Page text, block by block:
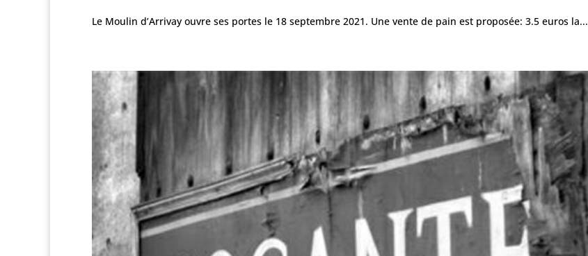
Le Moulin d’Arrivay ouvre ses portes le 18 septembre 2021. Une vente de pain est proposée: 3.5 euros la...